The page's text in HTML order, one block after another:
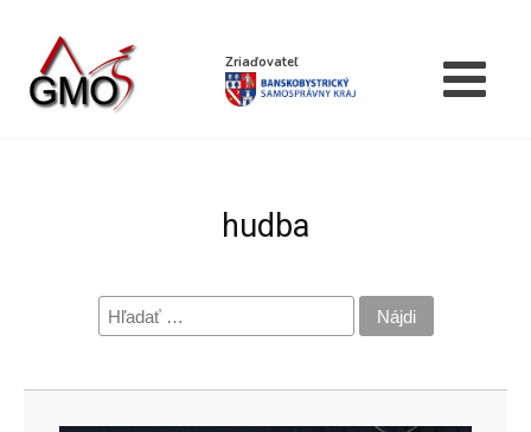
Zriaďovateľ
hudba
Hľadať: